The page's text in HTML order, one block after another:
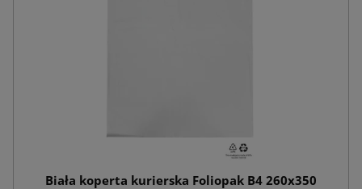
Biała koperta kurierska Foliopak B4 260x350